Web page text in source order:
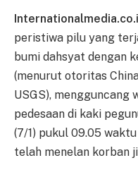
peristiwa pilu yang
bumi dahsyat dengan
(menurut otoritas
USGS), mengguncang
pedesaan di kaki
(7/1) pukul 09.05
telah menelan korban